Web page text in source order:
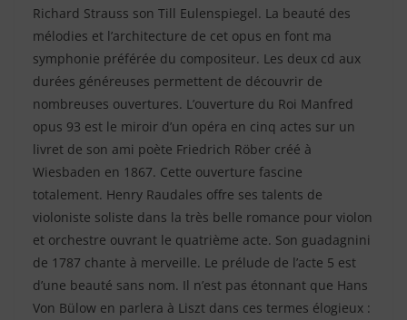
Richard Strauss son Till Eulenspiegel. La beauté des
mélodies et l’architecture de cet opus en font ma
symphonie préférée du compositeur. Les deux cd aux
durées généreuses permettent de découvrir de
nombreuses ouvertures. L’ouverture du Roi Manfred
opus 93 est le miroir d’un opéra en cinq actes sur un
livret de son ami poète Friedrich Röber créé à
Wiesbaden en 1867. Cette ouverture fascine
totalement. Henry Raudales offre ses talents de
violoniste soliste dans la très belle romance pour violon
et orchestre ouvrant le quatrième acte. Son guadagnini
de 1787 chante à merveille. Le prélude de l’acte 5 est
d’une beauté sans nom. Il n’est pas étonnant que Hans
Von Bülow en parlera à Liszt dans ces termes élogieux :